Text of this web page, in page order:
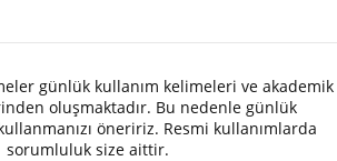
günlük kullanım kelimeleri ve akademik
oluşmaktadır. Bu nedenle günlük
öneririz. Resmi kullanımlarda
sorumluluk size aittir.